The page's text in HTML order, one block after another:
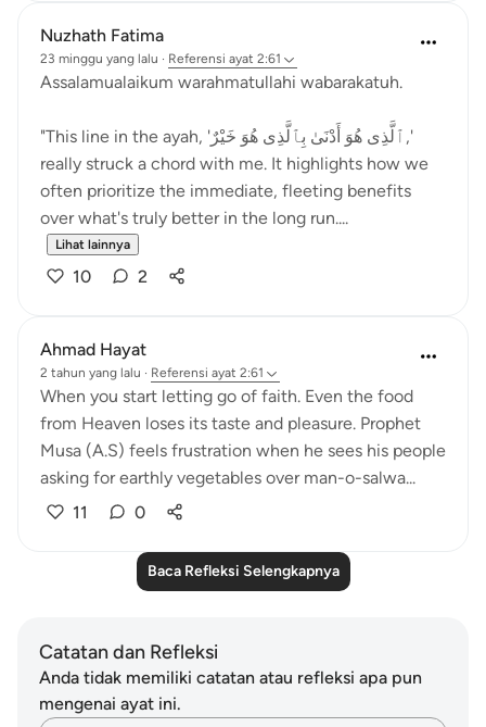
Nuzhath Fatima
23 minggu yang lalu · Referensi ayat 2:61
Assalamualaikum warahmatullahi wabarakatuh.
"This line in the ayah, 'ٱلَّذِى هُوَ أَدْنَىٰ بِٱلَّذِى هُوَ خَيْرٌ,'
really struck a chord with me. It highlights how we
often prioritize the immediate, fleeting benefits
over what's truly better in the long run....
Lihat lainnya
10 2
Ahmad Hayat
2 tahun yang lalu · Referensi ayat 2:61
When you start letting go of faith. Even the food
from Heaven loses its taste and pleasure. Prophet
Musa (A.S) feels frustration when he sees his people
asking for earthly vegetables over man-o-salwa...
11
0
Baca Refleksi Selengkapnya
Catatan dan Refleksi
Anda tidak memiliki catatan atau refleksi apa pun
mengenai ayat ini.